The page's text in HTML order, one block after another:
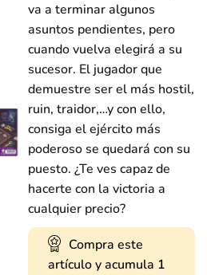
va a terminar algunos
asuntos pendientes, pero
cuando vuelva elegirá a su
sucesor. El jugador que
demuestre ser el más hostil,
ruin, traidor,…y con ello,
consiga el ejército más
poderoso se quedará con su
puesto. ¿Te ves capaz de
hacerte con la victoria a
cualquier precio?
Compra este
artículo y acumula 1